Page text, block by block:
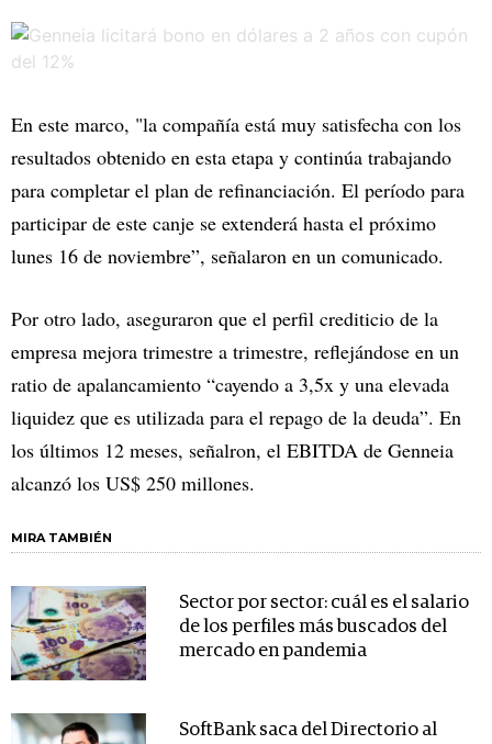
En este marco, "la compañía está muy satisfecha con los
resultados obtenido en esta etapa y continúa trabajando
para completar el plan de refinanciación. El período para
participar de este canje se extenderá hasta el próximo
lunes 16 de noviembre”, señalaron en un comunicado.
Por otro lado, aseguraron que el perfil crediticio de la
empresa mejora trimestre a trimestre, reflejándose en un
ratio de apalancamiento “cayendo a 3,5x y una elevada
liquidez que es utilizada para el repago de la deuda”. En
los últimos 12 meses, señalron, el EBITDA de Genneia
alcanzó los US$ 250 millones.
MIRA TAMBIÉN
Sector por sector: cuál es el salario
de los perfiles más buscados del
mercado en pandemia
SoftBank saca del Directorio al